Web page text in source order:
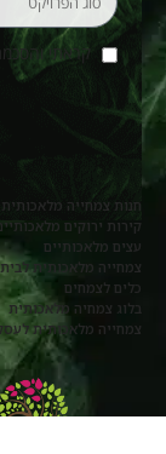
קראתי
חנות צמחייה מלאכותית
קירות ירוקים
עצים מלאכותיים
צמחייה מלאכותית לבית
כלים לצמחים
בלוג צמחיה מלאכותית
צמחייה מלאכותית